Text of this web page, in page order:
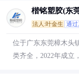
楷铭塑胶(东
法人:叶金生 通
位于广东东莞樟木头
类齐全，2022年成立